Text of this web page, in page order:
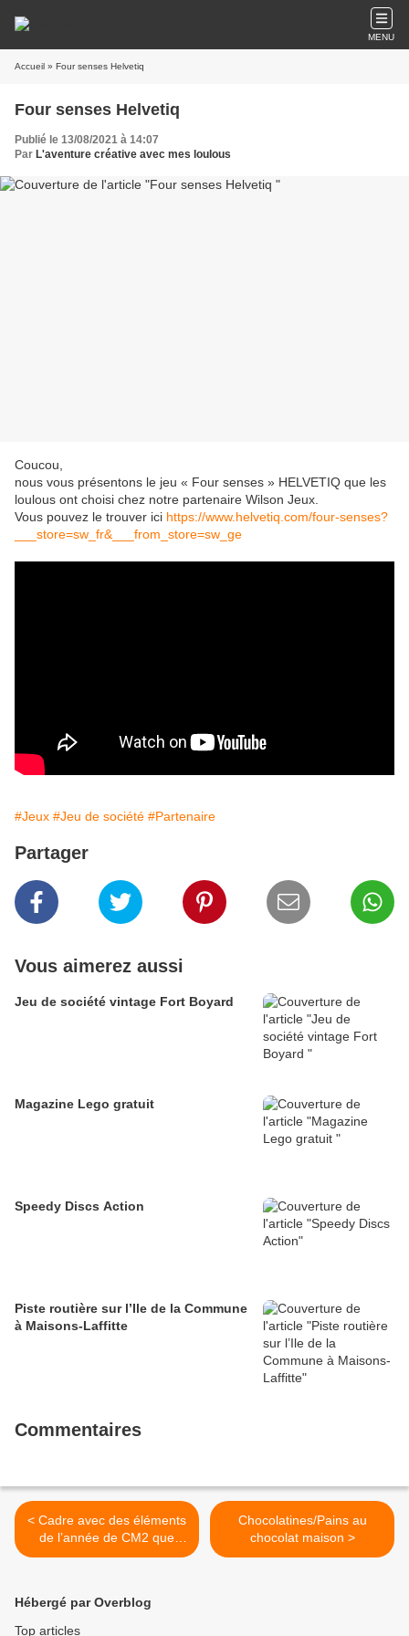
MENU
Accueil » Four senses Helvetiq
Four senses Helvetiq
Publié le 13/08/2021 à 14:07
Par L'aventure créative avec mes loulous
Coucou,
nous vous présentons le jeu « Four senses » HELVETIQ que les
loulous ont choisi chez notre partenaire Wilson Jeux.
Vous pouvez le trouver ici https://www.helvetiq.com/four-senses?
___store=sw_fr&___from_store=sw_ge
#Jeux #Jeu de société #Partenaire
Partager
Vous aimerez aussi
Jeu de société vintage Fort Boyard
Magazine Lego gratuit
Speedy Discs Action
Piste routière sur l’Ile de la Commune
à Maisons-Laffitte
Commentaires
< Cadre avec des éléments
de l’année de CM2 que
Lucas a offert à sa
Chocolatines/Pains au
chocolat maison >
Hébergé par Overblog
Top articles